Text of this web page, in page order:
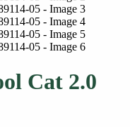
Cat 2.0